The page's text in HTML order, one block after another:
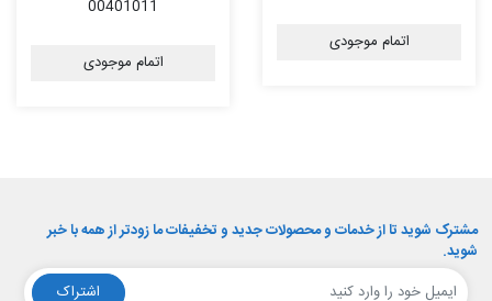
اتمام موجودی
00401011
اتمام موجودی
مشترک شوید تا از خدمات و محصولات جدید و تخفیفات ما زودتر از همه با خبر
شوید.
اشتراک